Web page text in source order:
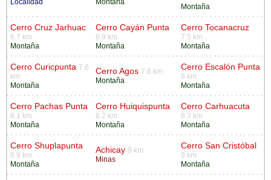
Localidad
Montaña
Montaña
Cerro Cruz Jarhuac
6.7 km
Montaña
Cerro Cayán Punta
6.9 km
Montaña
Cerro Tocanacruz
7.5 km
Montaña
Cerro Curicpunta 7.6
km
Montaña
Cerro Agos 7.6 km
Montaña
Cerro Escalón Punta
8 km
Montaña
Cerro Pachas Punta
8.1 km
Montaña
Cerro Huiquispunta
8.2 km
Montaña
Cerro Carhuacuta
8.3 km
Montaña
Cerro Shuplapunta
8.9 km
Montaña
Achicay 9 km
Minas
Cerro San Cristóbal
9 km
Montaña